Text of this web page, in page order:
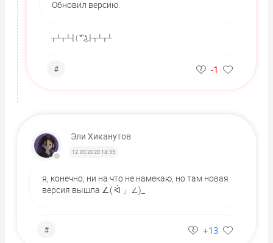
Обновил версию.
┬┴┬┴┤( ͡° ͜ʖ├┬┴┬┴
# -1
Эли Хиканутов
12.03.2020 14:35
я, конечно, ни на что не намекаю, но там новая
версия вышла ∠( ᐛ 」∠)_
# +13